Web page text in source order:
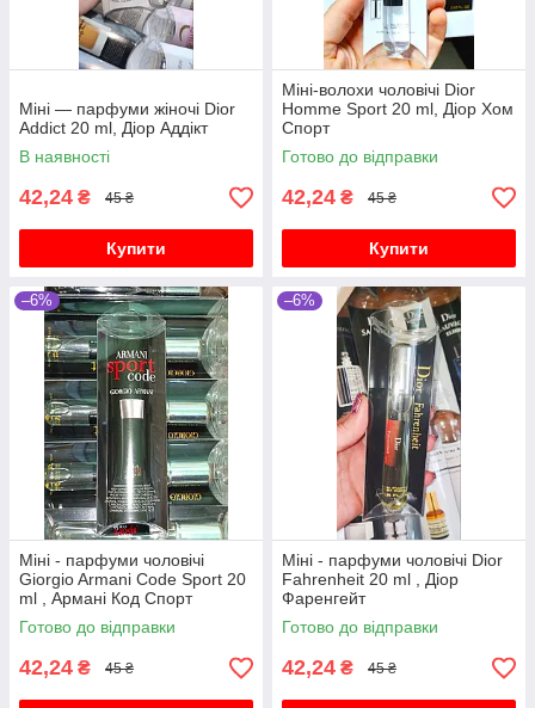
Міні — парфуми жіночі Dior
Addict 20 ml, Діор Аддікт
В наявності
42,24 ₴ 45 ₴
Купити
Міні-волохи чоловічі Dior
Homme Sport 20 ml, Діор Хом
Спорт
Готово до відправки
42,24 ₴ 45 ₴
Купити
–6%
Міні - парфуми чоловічі
Giorgio Armani Code Sport 20
ml , Армані Код Спорт
Готово до відправки
42,24 ₴ 45 ₴
–6%
Міні - парфуми чоловічі Dior
Fahrenheit 20 ml , Діор
Фаренгейт
Готово до відправки
42,24 ₴ 45 ₴